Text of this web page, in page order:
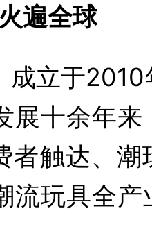
遍全球
成立于2010
展十余年来
者触达、潮
流玩具全产